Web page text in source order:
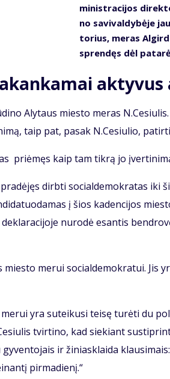
mi­nist­ra­ci­jos
no sa­vi­val­dy­bė­je
to­rius, me­ras
spren­dęs dėl
ak­ty­vus
Aly­taus mies­to me­ras
taip pat, pa­sak N.Ce­siu­lio,
pri­ėmęs kaip tam tik­rą jo
dirb­ti so­cial­de­mok­ra­tas iki
į šios ka­den­ci­jos
nu­ro­dė esan­tis
mies­to me­rui so­cial­de­mok­ra­tui. Jis
yra su­tei­ku­si tei­sę tu­rė­ti du
tvir­ti­no, kad sie­kiant
ir ži­niask­lai­da
pir­ma­die­nį.“